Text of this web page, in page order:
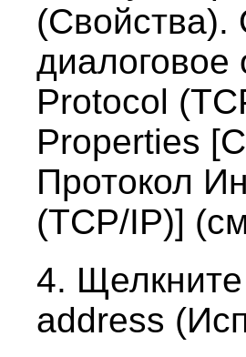
(Свойства).
диалоговое
Protocol
Properties
Протокол
(TCP/IP)]
4.
address